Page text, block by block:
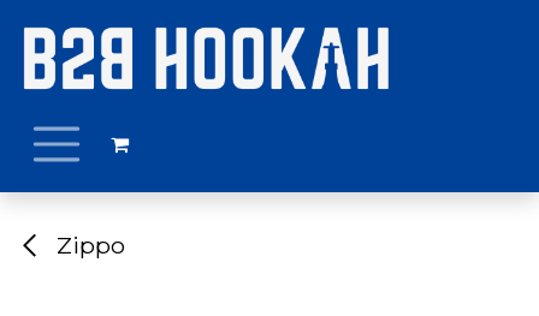
Zippo